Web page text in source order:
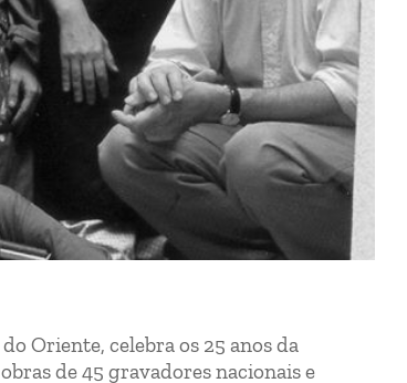
Oriente, celebra os 25 anos da
de 45 gravadores nacionais e